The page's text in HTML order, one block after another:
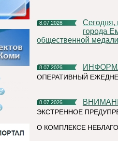
8.07.2026
Сегодня, в День семьи, любви и верности, в отделе ЗАГС
города
общественной
8.07.2026
ОПЕРАТИВНЫЙ
8.07.2026
ЭКСТРЕННОЕ
О КОМПЛЕКСЕ